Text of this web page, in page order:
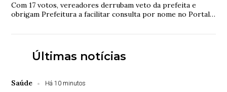
Com 17 votos, vereadores derrubam veto da prefeita e
obrigam Prefeitura a facilitar consulta por nome no Portal
Últimas notícias
Saúde Há 10 minutos